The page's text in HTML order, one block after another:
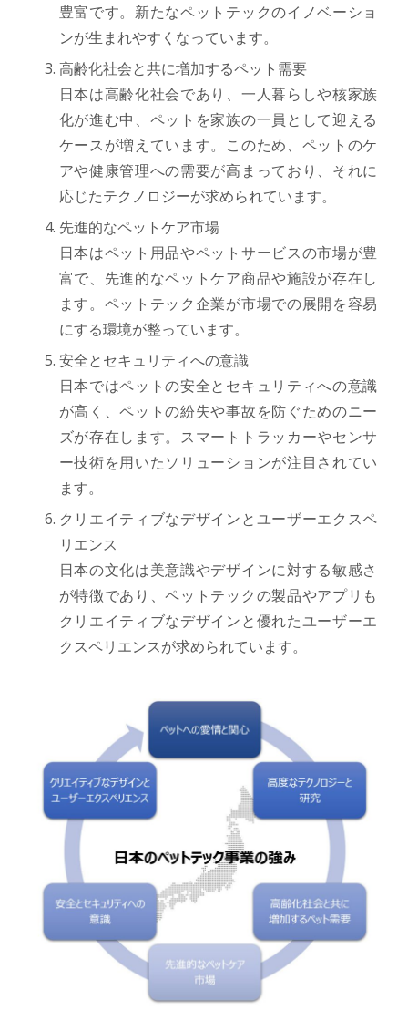
豊富です。新たなペットテックのイノベーショ
ンが生まれやすくなっています。
高齢化社会と共に増加するペット需要
日本は高齢化社会であり、一人暮らしや核家族
化が進む中、ペットを家族の一員として迎える
ケースが増えています。このため、ペットのケ
アや健康管理への需要が高まっており、それに
応じたテクノロジーが求められています。
先進的なペットケア市場
日本はペット用品やペットサービスの市場が豊
富で、先進的なペットケア商品や施設が存在し
ます。ペットテック企業が市場での展開を容易
にする環境が整っています。
安全とセキュリティへの意識
日本ではペットの安全とセキュリティへの意識
が高く、ペットの紛失や事故を防ぐためのニー
ズが存在します。スマートトラッカーやセンサ
ー技術を用いたソリューションが注目されてい
ます。
クリエイティブなデザインとユーザーエクスペ
リエンス
日本の文化は美意識やデザインに対する敏感さ
が特徴であり、ペットテックの製品やアプリも
クリエイティブなデザインと優れたユーザーエ
クスペリエンスが求められています。